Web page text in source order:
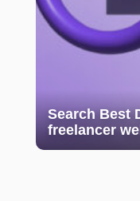
Search Best
freelancer